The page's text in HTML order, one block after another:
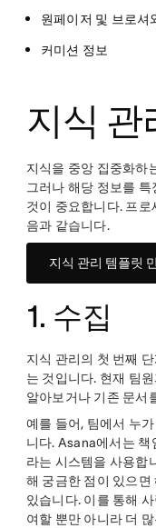
원페이저 및 브로셔
커미션 정보
지식 관
지식을 중앙 집중화하
그러나 해당 정보를
것이 중요합니다. 프
음과 같습니다.
지식 관리 템플릿
1. 수집
지식 관리의 첫 번째
는 것입니다. 현재 팀
알아보거나 기존 문서
예를 들어, 팀에서 누
니다. Asana에서는 책
라는 시스템을 사용합
해 궁금한 점이 있으면
있습니다. 이를 통해
여할 뿐만 아니라 더